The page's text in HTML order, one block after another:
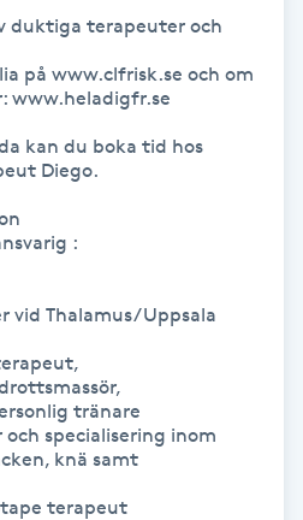
duktiga terapeuter och
på www.clfrisk.se och om
www.heladigfr.se
kan du boka tid hos
Diego.
:
vid Thalamus/Uppsala
tränare
specialisering inom
knä samt
terapeut